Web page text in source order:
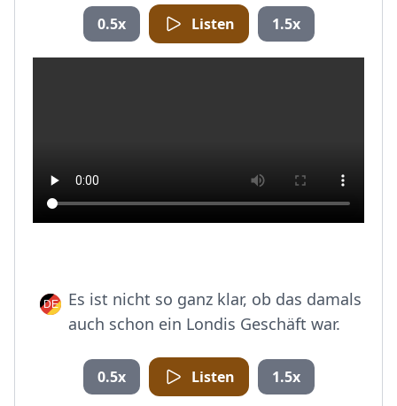
0.5x Listen 1.5x
Es ist nicht so ganz klar, ob das damals
auch schon ein Londis Geschäft war.
0.5x Listen 1.5x